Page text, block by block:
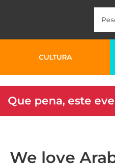
CULTURA
Que pena, este
We love